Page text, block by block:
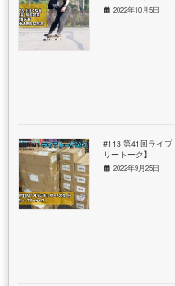
2022年10月5日
#113 第41回ライブ
リートーク】
2022年9月25日